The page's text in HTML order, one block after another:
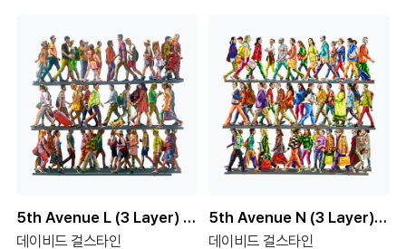
5th Avenue L (3 Layer) (150 Editions)
데이비드 걸스타인
5th Avenue N (3 Layer) (150 Editions)
데이비드 걸스타인